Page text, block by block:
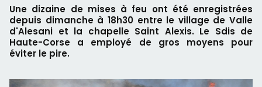
Une dizaine de mises à feu ont été enregistrées
depuis dimanche à 18h30 entre le village de Valle
d'Alesani et la chapelle Saint Alexis. Le Sdis de
Haute-Corse a employé de gros moyens pour
éviter le pire.